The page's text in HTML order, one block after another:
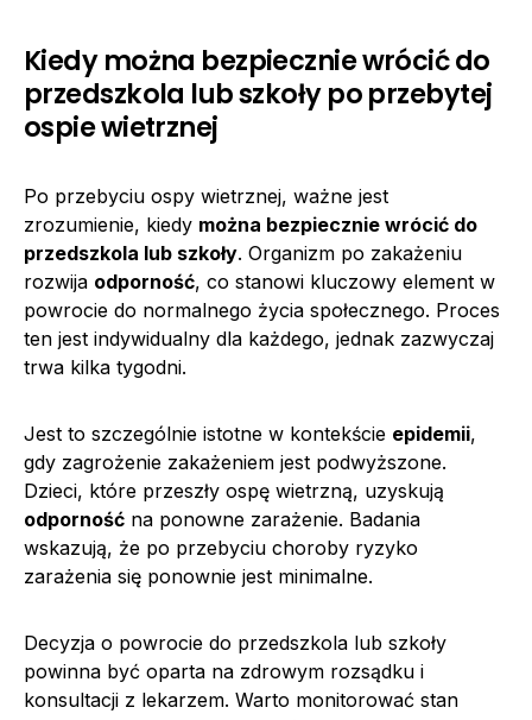
Kiedy można bezpiecznie wrócić do
przedszkola lub szkoły po przebytej
ospie wietrznej
Po przebyciu ospy wietrznej, ważne jest
zrozumienie, kiedy można bezpiecznie wrócić do
przedszkola lub szkoły. Organizm po zakażeniu
rozwija odporność, co stanowi kluczowy element w
powrocie do normalnego życia społecznego. Proces
ten jest indywidualny dla każdego, jednak zazwyczaj
trwa kilka tygodni.
Jest to szczególnie istotne w kontekście epidemii,
gdy zagrożenie zakażeniem jest podwyższone.
Dzieci, które przeszły ospę wietrzną, uzyskują
odporność na ponowne zarażenie. Badania
wskazują, że po przebyciu choroby ryzyko
zarażenia się ponownie jest minimalne.
Decyzja o powrocie do przedszkola lub szkoły
powinna być oparta na zdrowym rozsądku i
konsultacji z lekarzem. Warto monitorować stan